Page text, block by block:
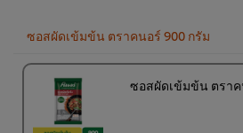
920.00฿
ซอสผัดเข้มข้น ตราคนอร์ 900 กรัม
ซอสผัดเข้มข้น ตรา